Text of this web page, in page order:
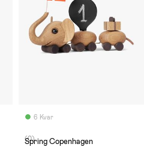
6 Kvar
(0)
Spring Copenhagen